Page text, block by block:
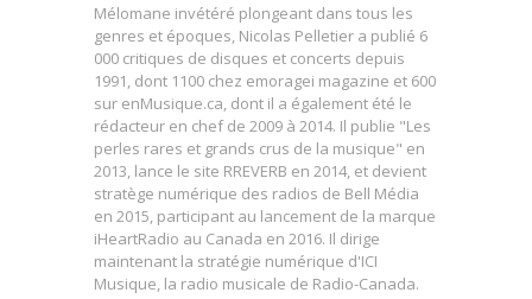
Mélomane invétéré plongeant dans tous les
genres et époques, Nicolas Pelletier a publié 6
000 critiques de disques et concerts depuis
1991, dont 1100 chez emoragei magazine et 600
sur enMusique.ca, dont il a également été le
rédacteur en chef de 2009 à 2014. Il publie "Les
perles rares et grands crus de la musique" en
2013, lance le site RREVERB en 2014, et devient
stratège numérique des radios de Bell Média
en 2015, participant au lancement de la marque
iHeartRadio au Canada en 2016. Il dirige
maintenant la stratégie numérique d'ICI
Musique, la radio musicale de Radio-Canada.